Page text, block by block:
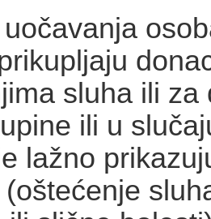
sluha ili za
ili u
lažno